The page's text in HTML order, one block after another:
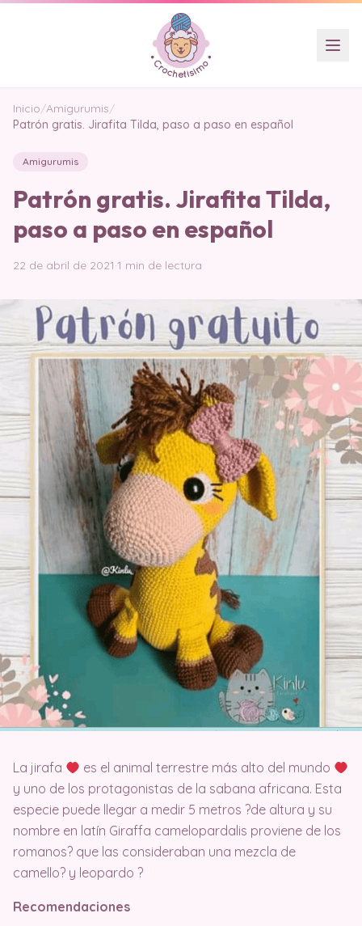
Inicio/Amigurumis/
Patrón gratis. Jirafita Tilda, paso a paso en español
Amigurumis
Patrón gratis. Jirafita Tilda,
paso a paso en español
22 de abril de 2021·1 min de lectura
La jirafa
es el animal terrestre más alto del mundo
y uno de los protagonistas de la sabana africana. Esta
especie puede llegar a medir 5 metros ?de altura y su
nombre en latín Giraffa camelopardalis proviene de los
romanos? que las consideraban una mezcla de
camello? y leopardo ?
Recomendaciones